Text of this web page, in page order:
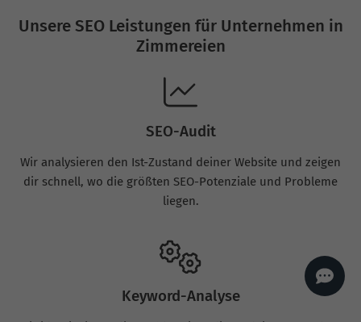
Unsere SEO Leistungen für Unternehmen in
Zimmereien
SEO-Audit
Wir analysieren den Ist-Zustand deiner Website und zeigen
dir schnell, wo die größten SEO-Potenziale und Probleme
liegen.
Keyword-Analyse
Wie kann ich dir helfen?